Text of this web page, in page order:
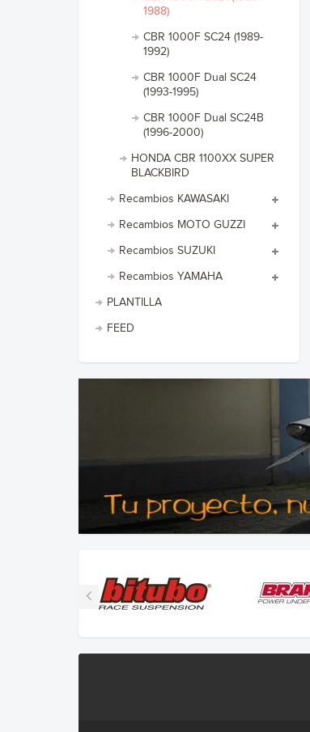
1988)
CBR 1000F SC24 (1989-
1992)
CBR 1000F Dual SC24
(1993-1995)
CBR 1000F Dual SC24B
(1996-2000)
HONDA CBR 1100XX SUPER
BLACKBIRD
Recambios KAWASAKI
Recambios MOTO GUZZI
Recambios SUZUKI
Recambios YAMAHA
PLANTILLA
FEED